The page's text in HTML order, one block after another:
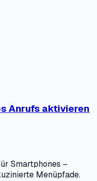
Anrufs aktivieren
Smartphones –
Menüpfade.